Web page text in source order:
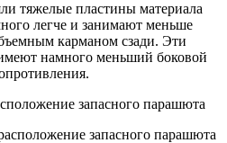
тяжелые пластины материала
легче и занимают меньше
карманом сзади. Эти
намного меньший боковой
запасного парашюта
запасного парашюта